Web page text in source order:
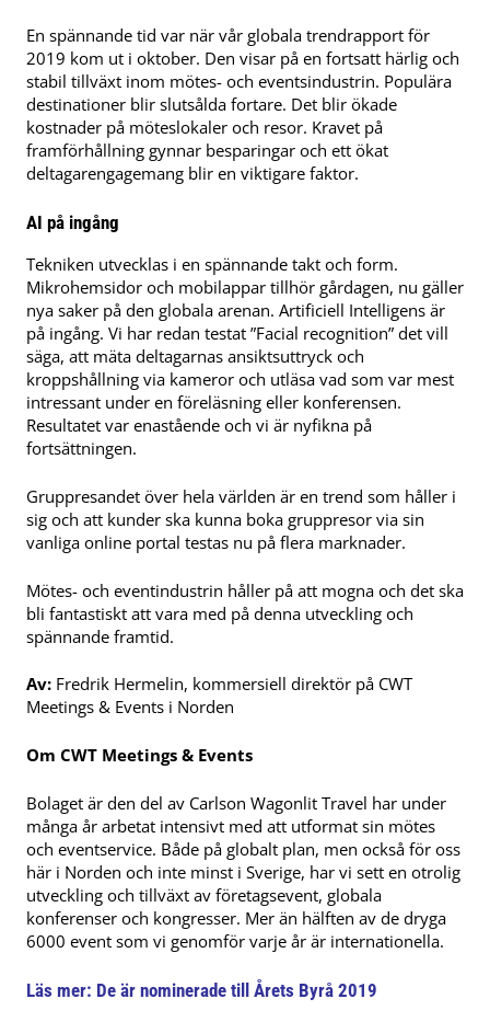
En spännande tid var när vår globala trendrapport för
2019 kom ut i oktober. Den visar på en fortsatt härlig och
stabil tillväxt inom mötes- och eventsindustrin. Populära
destinationer blir slutsålda fortare. Det blir ökade
kostnader på möteslokaler och resor. Kravet på
framförhållning gynnar besparingar och ett ökat
deltagarengagemang blir en viktigare faktor.
AI på ingång
Tekniken utvecklas i en spännande takt och form.
Mikrohemsidor och mobilappar tillhör gårdagen, nu gäller
nya saker på den globala arenan. Artificiell Intelligens är
på ingång. Vi har redan testat ”Facial recognition” det vill
säga, att mäta deltagarnas ansiktsuttryck och
kroppshållning via kameror och utläsa vad som var mest
intressant under en föreläsning eller konferensen.
Resultatet var enastående och vi är nyfikna på
fortsättningen.
Gruppresandet över hela världen är en trend som håller i
sig och att kunder ska kunna boka gruppresor via sin
vanliga online portal testas nu på flera marknader.
Mötes- och eventindustrin håller på att mogna och det ska
bli fantastiskt att vara med på denna utveckling och
spännande framtid.
Av: Fredrik Hermelin, kommersiell direktör på CWT
Meetings & Events i Norden
Om CWT Meetings & Events
Bolaget är den del av Carlson Wagonlit Travel har under
många år arbetat intensivt med att utformat sin mötes
och eventservice. Både på globalt plan, men också för oss
här i Norden och inte minst i Sverige, har vi sett en otrolig
utveckling och tillväxt av företagsevent, globala
konferenser och kongresser. Mer än hälften av de dryga
6000 event som vi genomför varje år är internationella.
Läs mer: De är nominerade till Årets Byrå 2019